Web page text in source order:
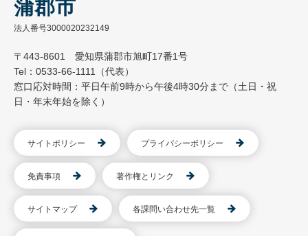
蒲郡市
法人番号3000020232149
〒443-8601 愛知県蒲郡市旭町17番1号
Tel：0533-66-1111（代表）
窓口応対時間：平日午前9時から午後4時30分まで（土日・祝
日・年末年始を除く）
サイトポリシー プライバシーポリシー
免責事項 著作権とリンク
サイトマップ 各課問い合わせ先一覧